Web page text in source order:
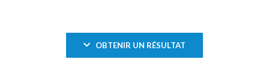
OBTENIR UN RÉSULTAT